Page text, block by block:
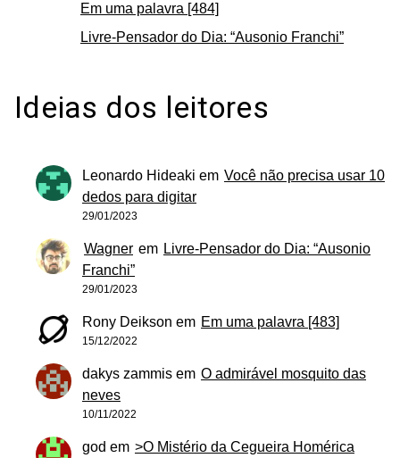
Em uma palavra [484]
Livre-Pensador do Dia: “Ausonio Franchi”
Ideias dos leitores
Leonardo Hideaki em Você não precisa usar 10
dedos para digitar
29/01/2023
Wagner em Livre-Pensador do Dia: “Ausonio
Franchi”
29/01/2023
Rony Deikson em Em uma palavra [483]
15/12/2022
dakys zammis em O admirável mosquito das
neves
10/11/2022
god em >O Mistério da Cegueira Homérica